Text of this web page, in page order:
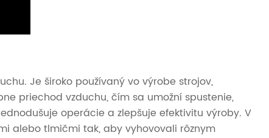
Je široko používaný vo výrobe strojov,
priechod vzduchu, čím sa umožní spustenie,
operácie a zlepšuje efektivitu výroby. V
alebo tlmičmi tak, aby vyhovovali rôznym